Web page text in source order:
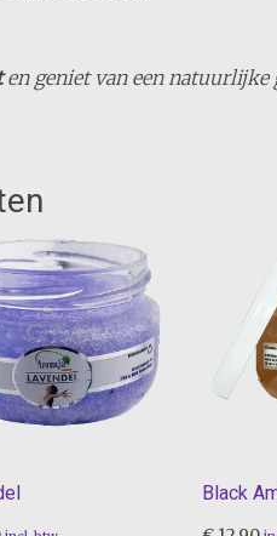
en geniet van een natuurlijke
Black